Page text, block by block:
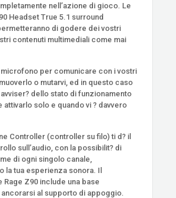
nell’azione di gioco. Le
Headset True 5.1 surround
di godere dei vostri
contenuti multimediali come mai
microfono per comunicare con i vostri
o mutarvi, ed in questo caso
dello stato di funzionamento
attivarlo solo e quando vi ? davvero
Controller (controller su filo) ti d? il
sull’audio, con la possibilit? di
di ogni singolo canale,
la tua esperienza sonora. Il
Z90 include una base
al supporto di appoggio.